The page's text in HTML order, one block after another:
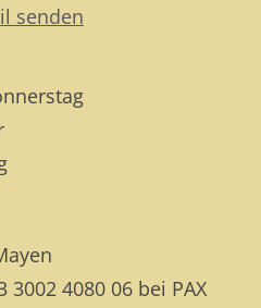
senden
4080 06 bei PAX